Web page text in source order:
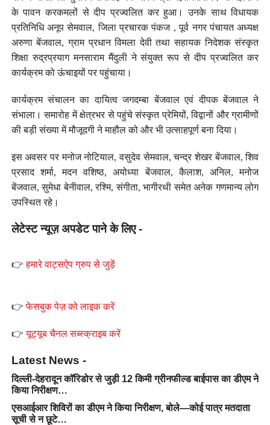
के पावन करकमलों से दीप प्रज्वलित कर हुआ। उनके साथ विधायक
प्रतिनिधि अनूप सेमवाल, जिला प्रचारक पंकज , पूर्व नगर पंचायत अध्यक्ष
अरुणा बेंजवाल, ग्राम प्रधान विमला देवी तथा सहायक निदेशक संस्कृत
शिक्षा रुद्रप्रयाग मनसाराम मैंदुली ने संयुक्त रूप से दीप प्रज्वलित कर
कार्यक्रम को ऊंचाइयों पर पहुंचाया।
कार्यक्रम संचालन का दायित्व जगदम्बा बेंजवाल एवं दीपक बेंजवाल ने
संभाला। समारोह में क्षेत्रभर से पहुंचे संस्कृत प्रेमियों, विद्वानों और ग्रामीणों
की बड़ी संख्या में मौजूदगी ने माहौल को और भी उत्साहपूर्ण बना दिया।
इस अवसर पर मनोज नोटियाल, वसुदेव सेमवाल, चन्द्र शेखर बेंजवाल, शिव
प्रसाद शर्मा, मदन वशिष्ठ, अयोध्या बेंजवाल, कैलाश, अनिल, मनोज
बेंजवाल, सुमेधा बेनीवाल, रश्मि, संगीता, भागीरथी समेत अनेक गणमान्य लोग
उपस्थित रहे।
लेटेस्ट न्यूज़ अपडेट पाने के लिए -
👉हमारे वाट्सऐप ग्रुप से जुड़ें
👉फेसबुक पेज़ को लाइक करें
👉यूट्यूब चैनल सब्स्क्राइब करें
Latest News -
दिल्ली-देहरादून कॉरिडोर से जुड़ी 12 किमी ग्रीनफील्ड बाईपास का डीएम ने
किया निरीक्षण…
एसआईआर शिविरों का डीएम ने किया निरीक्षण, बोले—कोई पात्र मतदाता
सूची से न छूटे…